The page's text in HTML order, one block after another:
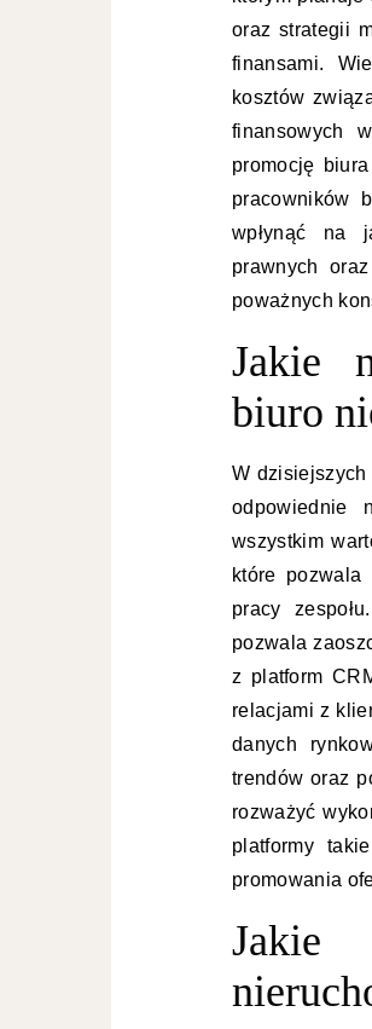
oraz strategii
finansami.
kosztów
finansowych
promocję
pracowników
wpłynąć na
prawnych
poważnych
Jakie
biuro
W
odpowiednie
wszystkim
które pozwala
pracy
pozwala
z platform
relacjami z
danych
trendów oraz
rozważyć
platformy
promowania